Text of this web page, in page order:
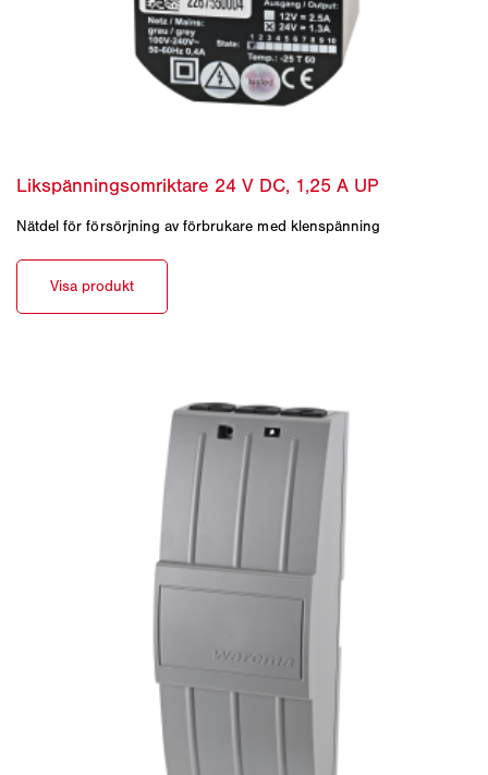
Nätdel för försörjning av förbrukare med klenspänning